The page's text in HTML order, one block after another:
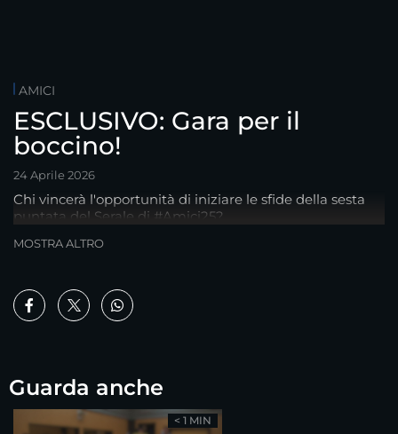
AMICI
ESCLUSIVO: Gara per il
boccino!
24 Aprile 2026
Chi vincerà l'opportunità di iniziare le sfide della sesta
puntata del Serale di #Amici25?
MOSTRA ALTRO
Guarda anche
< 1 MIN